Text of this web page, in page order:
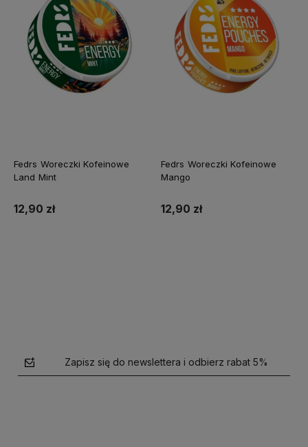
Fedrs Woreczki Kofeinowe
Land Mint
12,90 zł
Fedrs Woreczki Kofeinowe
Mango
12,90 zł
Zapisz się do newslettera i odbierz rabat 5%